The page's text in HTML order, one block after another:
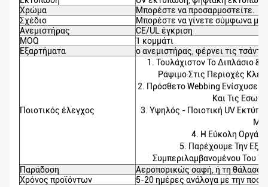
Χρώμα
Μπορέστε να προσαρμοστείτε.
Σχέδιο
Μπορέστε να γίνετε σύμφωνα με
Ανεμιστήρας
CE/UL έγκριση
MOQ
1 κομμάτι
Εξαρτήματα
ο ανεμιστήρας, φέρνει τις
Ποιοτικός έλεγχος
1. Τουλάχιστον Το Διπλάσιο &
Ράψιμο Στις Περιοχές
2. Πρόσθετο Webbing Ενίσχυσε
Και Τις
3. Υψηλός - Ποιοτική UV
4. Η Εύκολη
5. Παρέχουμε Την
Συμπεριλαμβανομένου Του
Παράδοση
Αεροπορικώς σαφή, ή τη θάλασσα
Χρόνος προϊόντων
5-20 ημέρες ανάλογα με την